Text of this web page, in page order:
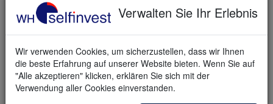
Verwalten Sie Ihr Erlebnis
Wir verwenden Cookies, um sicherzustellen, dass wir Ihnen
die beste Erfahrung auf unserer Website bieten. Wenn Sie auf
"Alle akzeptieren" klicken, erklären Sie sich mit der
Verwendung aller Cookies einverstanden.